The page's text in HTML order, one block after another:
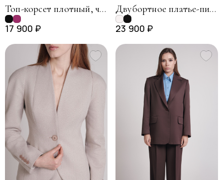
Топ-корсет плотный, черный
17 900 ₽
Двубортное платье-пиджак, "гусиная лапка"
23 900 ₽